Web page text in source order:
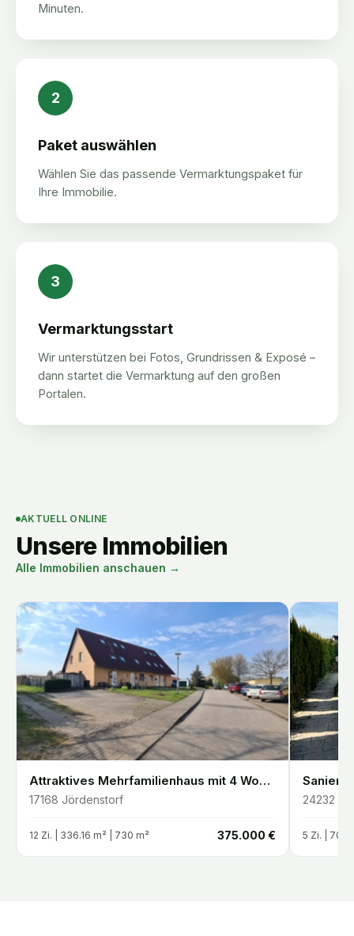
Minuten.
2
Paket auswählen
Wählen Sie das passende Vermarktungspaket für
Ihre Immobilie.
3
Vermarktungsstart
Wir unterstützen bei Fotos, Grundrissen & Exposé –
dann startet die Vermarktung auf den großen
Portalen.
AKTUELL ONLINE
Unsere Immobilien
Alle Immobilien anschauen →
Attraktives Mehrfamilienhaus mit 4 Wohneinheiten Vollvermietet & gepflegt
17168 Jördenstorf
12 Zi. | 336.16 m² | 730 m² 375.000 €
24232
5 Zi. | 70